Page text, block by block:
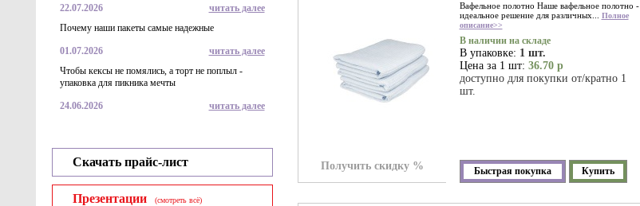
22.07.2026
читать далее
Почему наши пакеты самые надежные
01.07.2026
читать далее
Чтобы кексы не помялись, а торт не поплыл -
упаковка для пикника мечты
24.06.2026 читать далее
Скачать прайс-лист
Презентации (смотреть всё)
Вафельное полотно Наше вафельное полотно -
идеальное решение для различных... Полное
описание>>
В наличии на складе
В упаковке: 1 шт.
Цена за 1 шт: 36.70 р
доступно для покупки от/кратно 1
шт.
Получить скидку % Быстрая покупка Купить